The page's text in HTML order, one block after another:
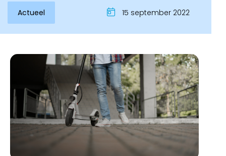
Inloggen
Actueel 15 september 2022